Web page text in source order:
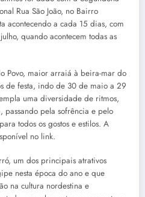
Rua São João, no Bairro
acontecendo a cada 15 dias, com
quando acontecem todas as
Povo, maior arraiá à beira-mar do
de festa, indo de 30 de maio a 29
uma diversidade de ritmos,
pela sofrência e pelo
todos os gostos e estilos. A
no link.
um dos principais atrativos
nesta época do ano e que
na cultura nordestina e